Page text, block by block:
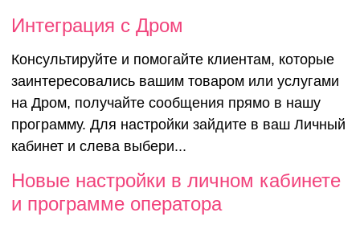
Интеграция с Дром
Консультируйте и помогайте клиентам, которые
заинтересовались вашим товаром или услугами
на Дром, получайте сообщения прямо в нашу
программу. Для настройки зайдите в ваш Личный
кабинет и слева выбери...
Новые настройки в личном кабинете
и программе оператора